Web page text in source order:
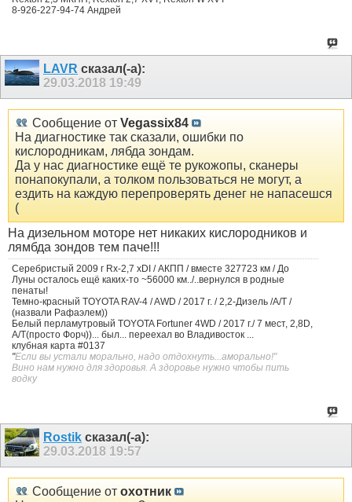
8-926-227-94-74 Андрей
LAVR сказал(-а):
29.03.2018 19:49
Сообщение от Vegassix84
На диагностике так сказали, ошибки по
кислородникам, лябда зондам.
Да у нас диагностике ещё те рукожопы, сканеры
понапокупали, а толком пользоваться не могут, а
ездить на каждую перепроверять денег не напасешся
(
На дизельном моторе нет никаких кислородников и
лямбда зондов тем паче!!!
Серебристый 2009 г Rx-2,7 xDI / АКПП / вместе 327723 км / До
Луны осталось ещё каких-то ~56000 км../..вернулся в родные
пенаты!
Темно-красный TOYOTA RAV-4 / AWD / 2017 г. / 2,2-Дизель /А/Т /
(назвали Рафаэлем))
Белый перламутровый TOYOTA Fortuner 4WD / 2017 г./ 7 мест, 2,8D,
А/Т(просто Форч))... был... переехал во Владивосток ...
клубная карта #0137
"Если вы устали морально, надо отдохнуть...аморально!"
Вино нам нужно для здоровья. А здоровье нужно чтобы пить
водку
Rostik сказал(-а):
29.03.2018 19:57
Сообщение от охотник